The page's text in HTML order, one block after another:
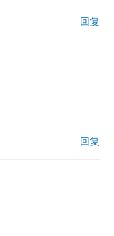
回复
回复